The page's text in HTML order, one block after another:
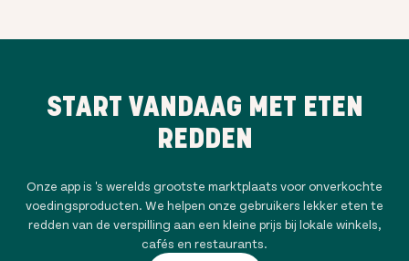
START VANDAAG MET ETEN
REDDEN
Onze app is 's werelds grootste marktplaats voor onverkochte
voedingsproducten. We helpen onze gebruikers lekker eten te
redden van de verspilling aan een kleine prijs bij lokale winkels,
cafés en restaurants.